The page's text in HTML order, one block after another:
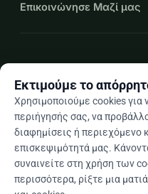
Επικοινώνησε Μαζί μας
Elarrow_drop_down
★★★★★4,9 / 5 βάσει
Εκτιμούμε το
Χρησιμοποιούμε cookies για
περιήγησής σας, να
διαφημίσεις ή περιεχόμενο
επισκεψιμότητά μας.
συναινείτε στη χρήση των
περισσότερα, ρίξτε μια